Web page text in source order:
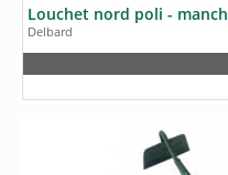
Louchet nord poli -
Delbard